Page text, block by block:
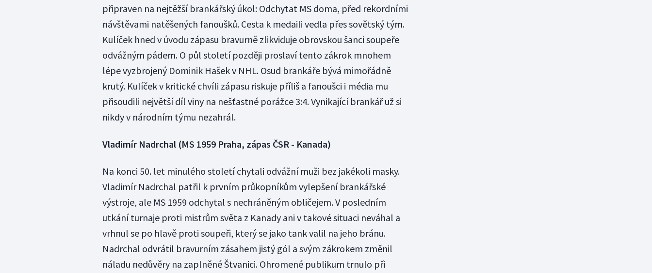
připraven na nejtěžší brankářský úkol: Odchytat MS doma, před rekordními
návštěvami natěšených fanoušků. Cesta k medaili vedla přes sovětský tým.
Kulíček hned v úvodu zápasu bravurně zlikviduje obrovskou šanci soupeře
odvážným pádem. O půl století později proslaví tento zákrok mnohem
lépe vyzbrojený Dominik Hašek v NHL. Osud brankáře bývá mimořádně
krutý. Kulíček v kritické chvíli zápasu riskuje příliš a fanoušci i média mu
přisoudili největší díl viny na nešťastné porážce 3:4. Vynikající brankář už si
nikdy v národním týmu nezahrál.
Vladimír Nadrchal (MS 1959 Praha, zápas ČSR - Kanada)
Na konci 50. let minulého století chytali odvážní muži bez jakékoli masky.
Vladimír Nadrchal patřil k prvním průkopníkům vylepšení brankářské
výstroje, ale MS 1959 odchytal s nechráněným obličejem. V posledním
utkání turnaje proti mistrům světa z Kanady ani v takové situaci neváhal a
vrhnul se po hlavě proti soupeři, který se jako tank valil na jeho bránu.
Nadrchal odvrátil bravurním zásahem jistý gól a svým zákrokem změnil
náladu nedůvěry na zaplněné Štvanici. Ohromené publikum trnulo při